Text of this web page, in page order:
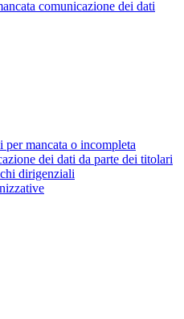
comunicazione dei dati
per mancata o incompleta
dei dati da parte dei titolari
dirigenziali